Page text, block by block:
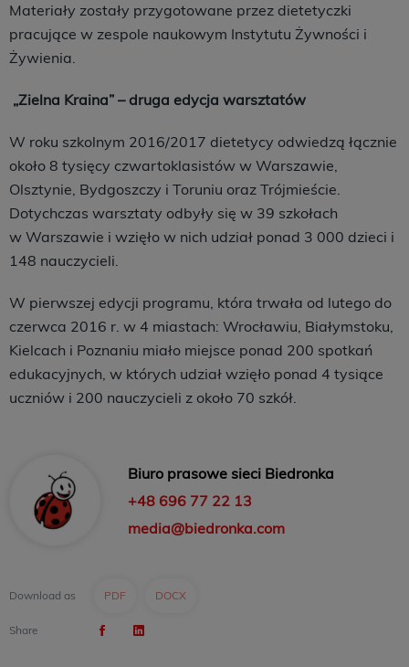
Materiały zostały przygotowane przez dietetyczki
pracujące w zespole naukowym Instytutu Żywności i
Żywienia.
„Zielna Kraina” – druga edycja warsztatów
W roku szkolnym 2016/2017 dietetycy odwiedzą łącznie
około 8 tysięcy czwartoklasistów w Warszawie,
Olsztynie, Bydgoszczy i Toruniu oraz Trójmieście.
Dotychczas warsztaty odbyły się w 39 szkołach
w Warszawie i wzięło w nich udział ponad 3 000 dzieci i
148 nauczycieli.
W pierwszej edycji programu, która trwała od lutego do
czerwca 2016 r. w 4 miastach: Wrocławiu, Białymstoku,
Kielcach i Poznaniu miało miejsce ponad 200 spotkań
edukacyjnych, w których udział wzięło ponad 4 tysiące
uczniów i 200 nauczycieli z około 70 szkół.
Biuro prasowe sieci Biedronka
+48 696 77 22 13
media@biedronka.com
Download as PDF DOCX
Share